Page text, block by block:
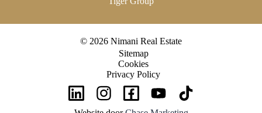
© 2026 Nimani Real Estate
Sitemap
Cookies
Privacy Policy